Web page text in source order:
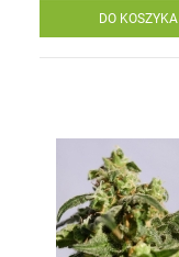
DO KOSZYKA